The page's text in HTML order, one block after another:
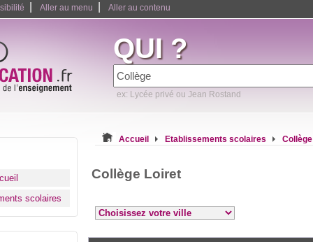
Aller au menu Aller au contenu
QUI ?
ex: Lycée privé ou Jean Rostand
scolaires
Accueil Etablissements scolaires Collège
Collège Loiret